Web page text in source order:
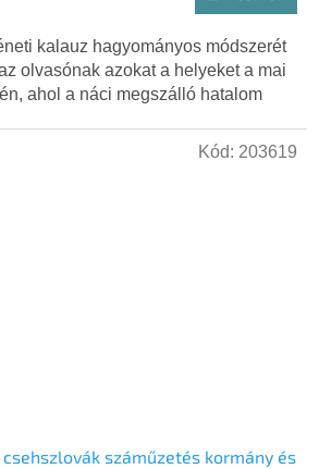
kalauz hagyományos módszerét
olvasónak azokat a helyeket a mai
ahol a náci megszálló hatalom
száműzetés kormány és
Kód: 203619